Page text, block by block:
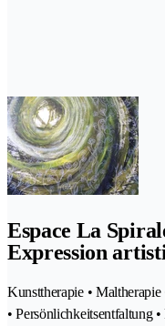
Espace La
Expression
Kunsttherapie •
• Persönlichkeitsentfaltung